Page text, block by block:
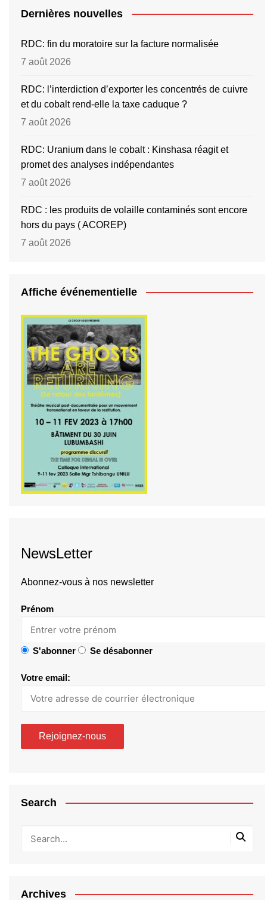
Dernières nouvelles
RDC: fin du moratoire sur la facture normalisée
7 août 2026
RDC: l’interdiction d’exporter les concentrés de cuivre
et du cobalt rend-elle la taxe caduque ?
7 août 2026
RDC: Uranium dans le cobalt : Kinshasa réagit et
promet des analyses indépendantes
7 août 2026
RDC : les produits de volaille contaminés sont encore
hors du pays ( ACOREP)
7 août 2026
Affiche événementielle
NewsLetter
Abonnez-vous à nos newsletter
Prénom
S'abonner Se désabonner
Votre email:
Search
Archives